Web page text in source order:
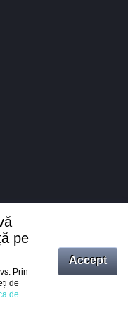
pe
Prin
de
de
Accept